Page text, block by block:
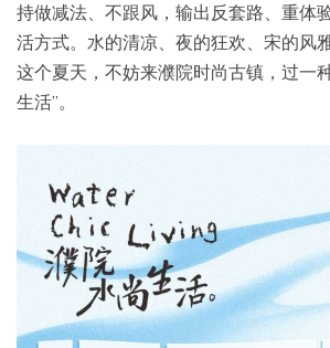
持做减法、不跟风，输出反套路、重体
活方式。水的清凉、夜的狂欢、宋的风
这个夏天，不妨来濮院时尚古镇，过一
生活”。